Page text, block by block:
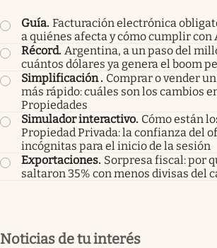
Guía. Facturación electrónica
a quiénes afecta y cómo cumplir con
Récord. Argentina, a un paso del
cuántos dólares ya genera el boom
Simplificación. Comprar o vender
más rápido: cuáles son los cambios
Propiedades
Simulador interactivo. Cómo están
Propiedad Privada: la confianza del
incógnitas para el inicio de la sesión
Exportaciones. Sorpresa fiscal: por
saltaron 35% con menos divisas del
Noticias de tu interés